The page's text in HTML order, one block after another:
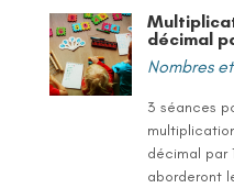
décimal
Nombres
3 séances
décimal par
aborderont